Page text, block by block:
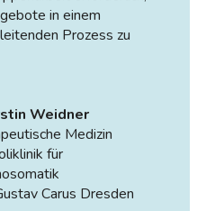
in einem
Prozess zu
Weidner
Medizin
für
Carus Dresden